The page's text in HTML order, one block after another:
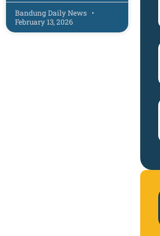
Bandung Daily News
February 13, 2026